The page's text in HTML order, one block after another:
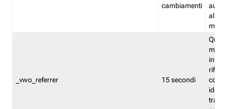
cambiamenti
_vwo_referrer 15 secondi